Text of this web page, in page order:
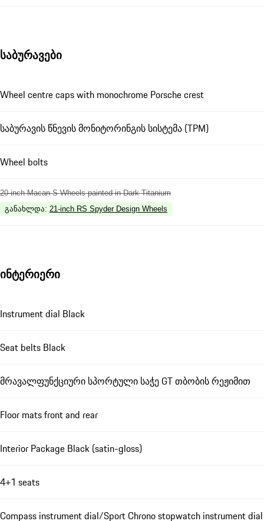
საბურავები
Wheel centre caps with monochrome Porsche crest
საბურავის წნევის მონიტორინგის სისტემა (TPM)
Wheel bolts
20-inch Macan S Wheels painted in Dark Titanium
განახლდა: 21-inch RS Spyder Design Wheels
ინტერიერი
Instrument dial Black
Seat belts Black
მრავალფუნქციური სპორტული საჭე GT თბობის რეჟიმით
Floor mats front and rear
Interior Package Black (satin-gloss)
4+1 seats
Compass instrument dial/Sport Chrono stopwatch instrument dial